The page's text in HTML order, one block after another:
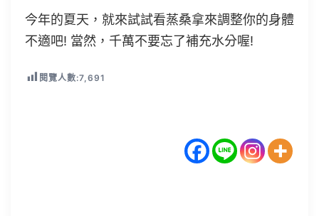
今年的夏天，就來試試看蒸桑拿來調整你的身體
不適吧! 當然，千萬不要忘了補充水分喔!
閱覽人數:7,691